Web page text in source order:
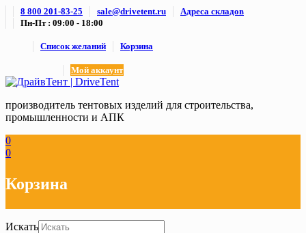
Skip8 800 201-83-25 sale@drivetent.ru
Адреса складов
Пн-Пт : 09:00 - 18:00
Список желаний Корзина
Мой аккаунт
производитель тентовых изделий для строительства,
промышленности и АПК
0
0
Корзина
Искать